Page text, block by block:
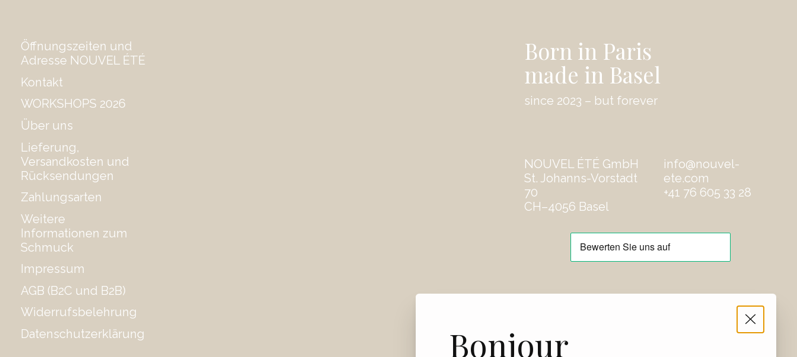
Öffnungszeiten und
Adresse NOUVEL ÉTÉ
Kontakt
WORKSHOPS 2026
Über uns
Lieferung,
Versandkosten und
Rücksendungen
Zahlungsarten
Weitere
Informationen zum
Schmuck
Impressum
AGB (B2C und B2B)
Widerrufsbelehrung
Datenschutzerklärung
Born in Paris
made in Basel
since 2023 – but forever
NOUVEL ÉTÉ GmbH
St. Johanns-Vorstadt
70
CH–4056 Basel
info@nouvel-
ete.com
‭+41 76 605 33 28
Bonjour